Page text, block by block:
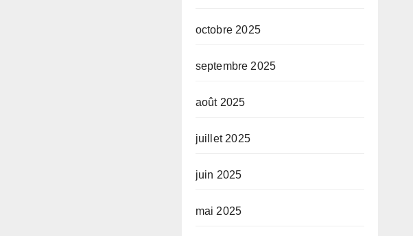
octobre 2025
septembre 2025
août 2025
juillet 2025
juin 2025
mai 2025